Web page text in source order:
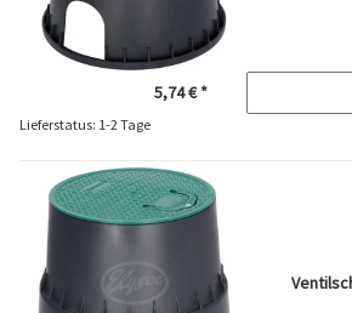
5,74 €*
Lieferstatus: 1-2 Tage